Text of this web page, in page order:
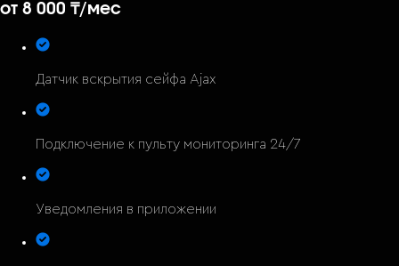
от 8 000 ₸/мес
Датчик вскрытия сейфа Ajax
Подключение к пульту мониторинга 24/7
Уведомления в приложении